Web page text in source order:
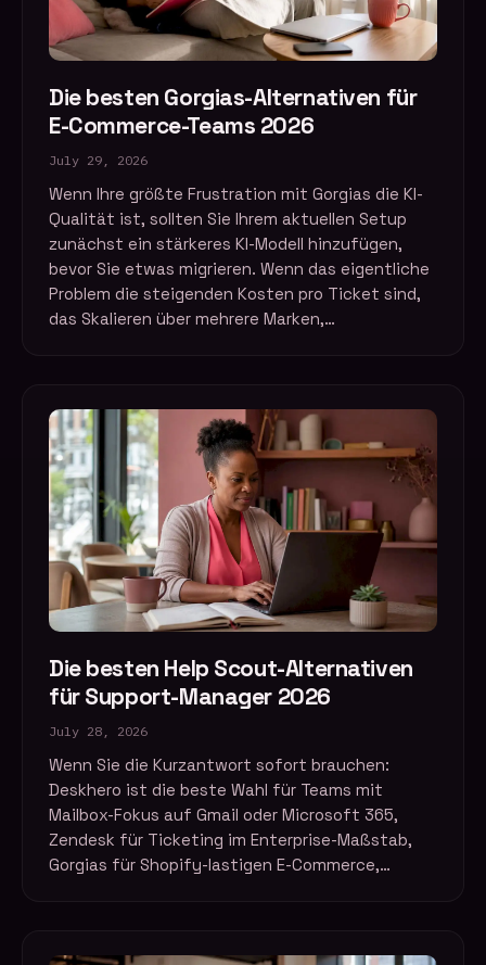
Die besten Gorgias-Alternativen für
E-Commerce-Teams 2026
July 29, 2026
Wenn Ihre größte Frustration mit Gorgias die KI-
Qualität ist, sollten Sie Ihrem aktuellen Setup
zunächst ein stärkeres KI-Modell hinzufügen,
bevor Sie etwas migrieren. Wenn das eigentliche
Problem die steigenden Kosten pro Ticket sind,
das Skalieren über mehrere Marken,…
Die besten Help Scout-Alternativen
für Support-Manager 2026
July 28, 2026
Wenn Sie die Kurzantwort sofort brauchen:
Deskhero ist die beste Wahl für Teams mit
Mailbox-Fokus auf Gmail oder Microsoft 365,
Zendesk für Ticketing im Enterprise-Maßstab,
Gorgias für Shopify-lastigen E-Commerce,…